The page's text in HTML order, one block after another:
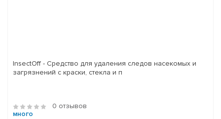
InsectOff - Средство для удаления следов насекомых и
загрязнений с краски, стекла и п
0 отзывов
много